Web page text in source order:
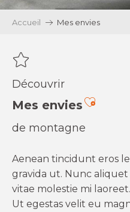
Accueil Mes envies
Découvrir
Mes envies
de montagne
Aenean tincidunt eros
gravida ut. Nunc
vitae molestie mi
Ut egestas velit eu